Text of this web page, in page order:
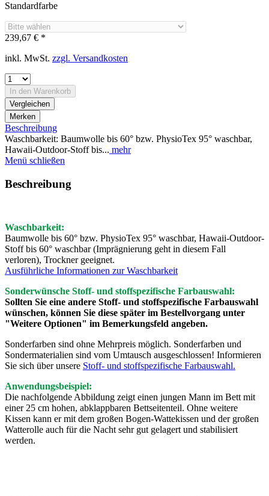
Standardfarbe
239,67 € *
inkl. MwSt. zzgl. Versandkosten
In den Warenkorb
Vergleichen
Merken
Beschreibung
Waschbarkeit: Baumwolle bis 60° bzw. PhysioTex 95° waschbar,
Hawaii-Outdoor-Stoff bis... mehr
Menü schließen
Beschreibung
Waschbarkeit:
Baumwolle bis 60° bzw. PhysioTex 95° waschbar, Hawaii-Outdoor-
Stoff bis 60° waschbar (Imprägnierung geht in diesem Fall
verloren), Trockner geeignet.
Ausführliche Informationen zur Waschbarkeit
Sonderwünsche Stoff- und stoffspezifische Farbauswahl:
Sollten Sie eine andere Stoff- und stoffspezifische Farbauswahl
wünschen, können Sie diese später im Bestellvorgang unter
"Weitere Optionen" im Bemerkungsfeld angeben.
Sonderfarben sind ohne Mehrpreis möglich. Sonderfarben und
Sondermaterialien sind vom Umtausch ausgeschlossen! Informieren
Sie sich über unsere Stoff- und stoffspezifische Farbauswahl.
Anwendungsbeispiel:
Die nachfolgende Abbildung zeigt einen jungen Mann im Bett mit
einer 25 cm hohen, abklappbaren Bettseitenteil. Ohne weitere
Kissen kann er mit dem großen Bogen-Wattekissen und der großen
Watterolle auch für die Nacht sehr gut gelagert und stabilisiert
werden.